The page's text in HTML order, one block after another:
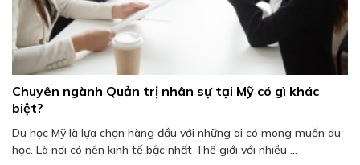
Chuyên ngành Quản trị nhân sự tại Mỹ có gì khác
biệt?
Du học Mỹ là lựa chọn hàng đầu với những ai có mong muốn du
học. Là nơi có nền kinh tế bậc nhất Thế giới với nhiều ...